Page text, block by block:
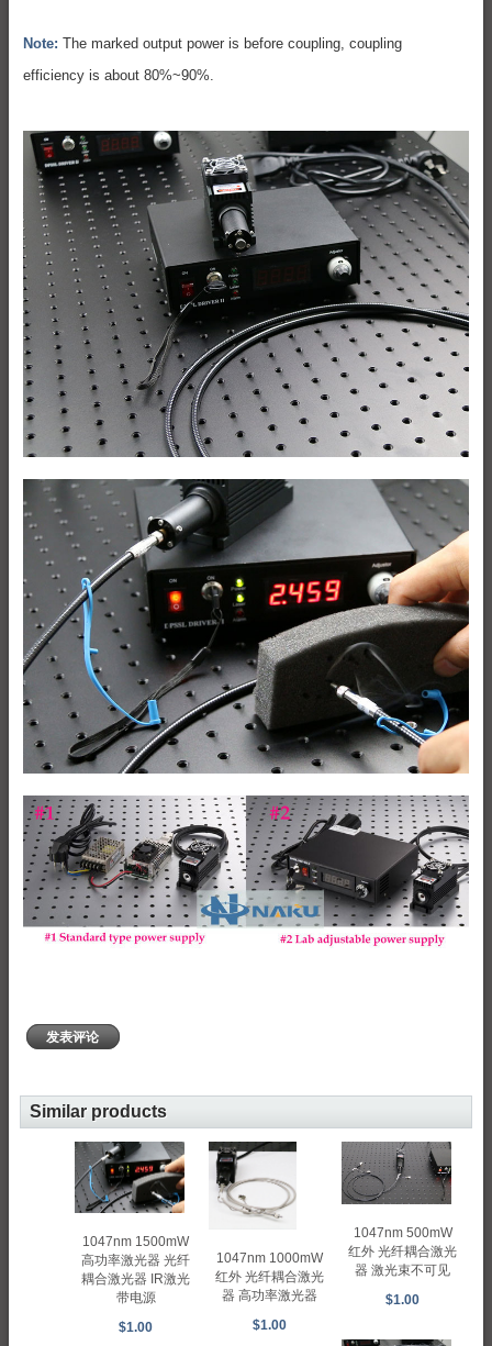
Note: The marked output power is before coupling, coupling
efficiency is about 80%~90%.
发表评论
Similar products
1047nm 1500mW
高功率激光器 光纤
耦合激光器 IR激光
带电源
$1.00
1047nm 1000mW
红外 光纤耦合激光
器 高功率激光器
$1.00
1047nm 500mW
红外 光纤耦合激光
器 激光束不可见
$1.00